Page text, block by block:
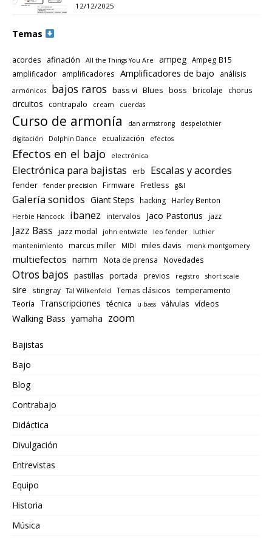
12/12/2025
Temas
acordes afinación All the Things You Are ampeg Ampeg B15
amplificador
amplificadores Amplificadores de bajo análisis
armónicos bajos raros bass vi Blues boss bricolaje chorus
circuitos contrapalo cream cuerdas
Curso de armonía dan armstrong
despelothier
digitación
Dolphin Dance ecualización efectos
Efectos en el bajo electrónica
Electrónica para bajistas erb Escalas y acordes
fender fender precision Firmware Fretless g&l
Galería sonidos Giant Steps hacking Harley Benton
Herbie Hancock ibanez intervalos Jaco Pastorius jazz
Jazz Bass jazz modal john entwistle leo fender
luthier
mantenimiento
marcus miller MIDI miles davis monk montgomery
multiefectos namm Nota de prensa Novedades
Otros bajos pastillas portada previos registro short scale
sire stingray Tal Wilkenfeld Temas clásicos temperamento
Teoría Transcripciones técnica u-bass válvulas vídeos
Walking Bass yamaha zoom
Bajistas
Bajo
Blog
Contrabajo
Didáctica
Divulgación
Entrevistas
Equipo
Historia
Música